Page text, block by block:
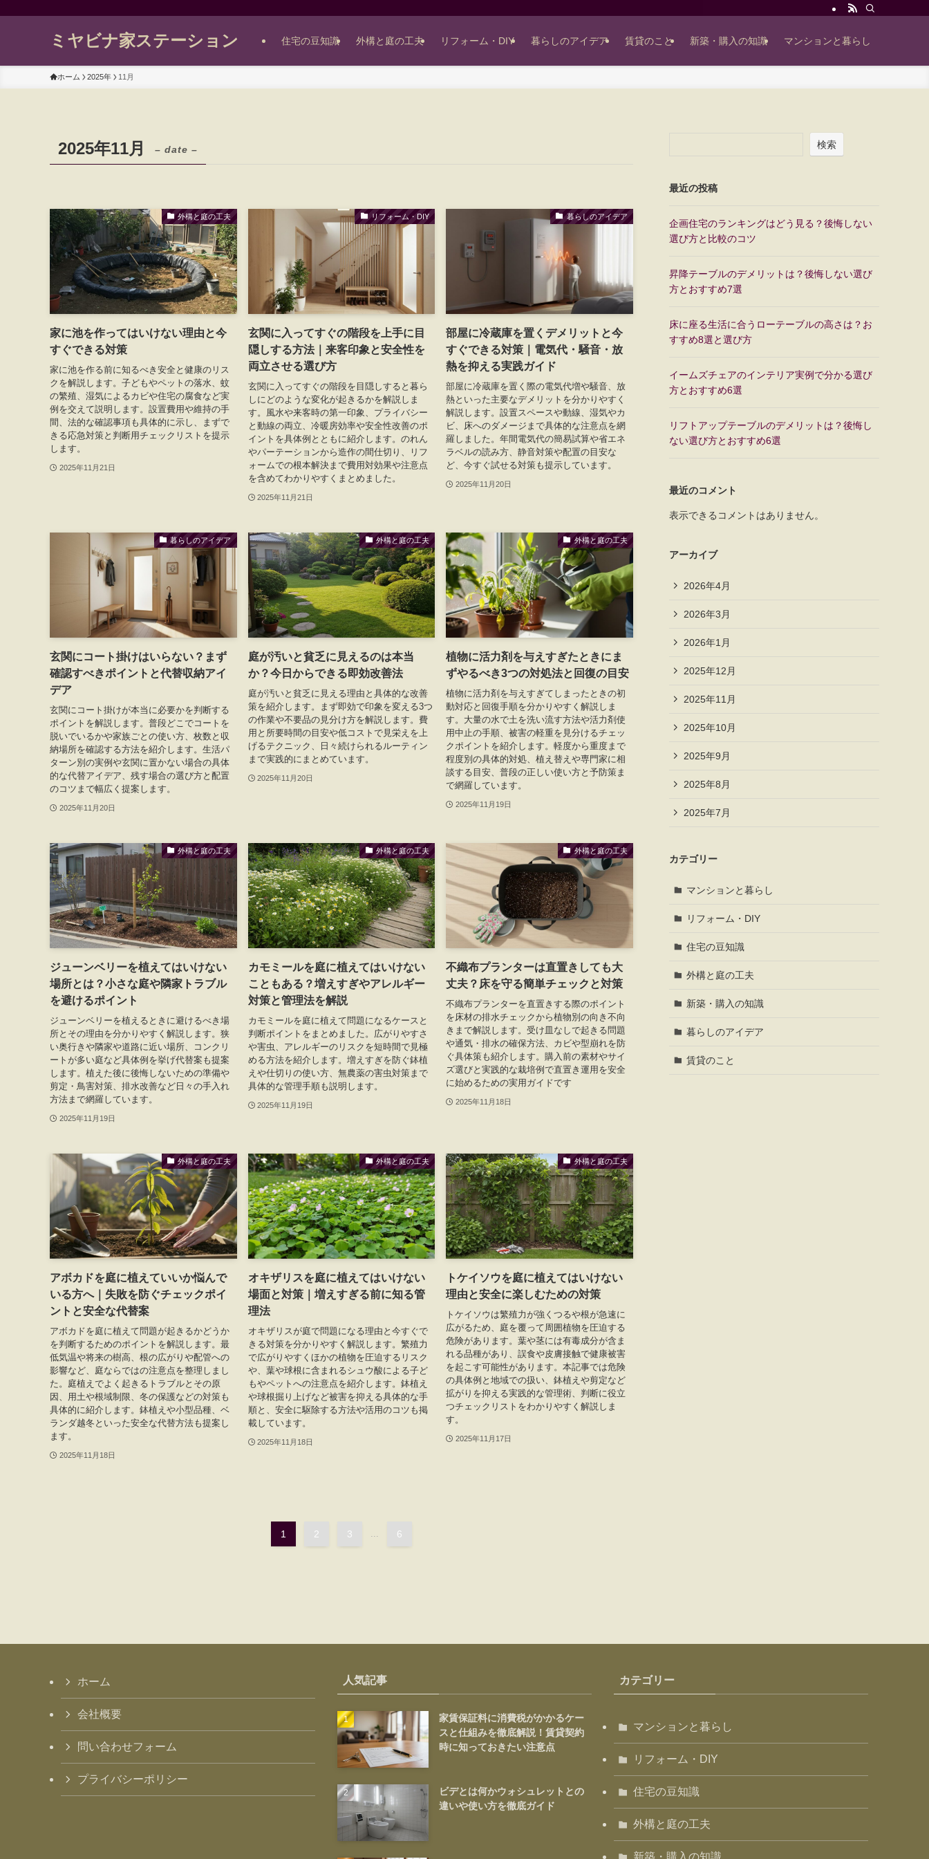
ミヤビナ家ステーション 住宅の豆知識 外構と庭の工夫 リフォーム・DIY 暮らしのアイデア 賃貸のこと 新築・購入の知識 マンションと暮らし
ホーム 2025年 11月
2025年11月 – date –
外構と庭の工夫
家に池を作ってはいけない理由と今
すぐできる対策
家に池を作る前に知るべき安全と健康のリス
クを解説します。子どもやペットの落水、蚊
の繁殖、湿気によるカビや住宅の腐食など実
例を交えて説明します。設置費用や維持の手
間、法的な確認事項も具体的に示し、まずで
きる応急対策と判断用チェックリストを提示
します。
2025年11月21日
リフォーム・DIY
玄関に入ってすぐの階段を上手に目
隠しする方法｜来客印象と安全性を
両立させる選び方
玄関に入ってすぐの階段を目隠しすると暮ら
しにどのような変化が起きるかを解説しま
す。風水や来客時の第一印象、プライバシー
と動線の両立、冷暖房効率や安全性改善のポ
イントを具体例とともに紹介します。のれん
やパーテーションから造作の間仕切り、リフ
ォームでの根本解決まで費用対効果や注意点
を含めてわかりやすくまとめました。
2025年11月21日
暮らしのアイデア
部屋に冷蔵庫を置くデメリットと今
すぐできる対策｜電気代・騒音・放
熱を抑える実践ガイド
部屋に冷蔵庫を置く際の電気代増や騒音、放
熱といった主要なデメリットを分かりやすく
解説します。設置スペースや動線、湿気やカ
ビ、床へのダメージまで具体的な注意点を網
羅しました。年間電気代の簡易試算や省エネ
ラベルの読み方、静音対策や配置の目安な
ど、今すぐ試せる対策も提示しています。
2025年11月20日
暮らしのアイデア
玄関にコート掛けはいらない？まず
確認すべきポイントと代替収納アイ
デア
玄関にコート掛けが本当に必要かを判断する
ポイントを解説します。普段どこでコートを
脱いでいるかや家族ごとの使い方、枚数と収
納場所を確認する方法を紹介します。生活パ
ターン別の実例や玄関に置かない場合の具体
的な代替アイデア、残す場合の選び方と配置
のコツまで幅広く提案します。
2025年11月20日
外構と庭の工夫
庭が汚いと貧乏に見えるのは本当
か？今日からできる即効改善法
庭が汚いと貧乏に見える理由と具体的な改善
策を紹介します。まず即効で印象を変える3つ
の作業や不要品の見分け方を解説します。費
用と所要時間の目安や低コストで見栄えを上
げるテクニック、日々続けられるルーティン
まで実践的にまとめています。
2025年11月20日
外構と庭の工夫
植物に活力剤を与えすぎたときにま
ずやるべき3つの対処法と回復の目安
植物に活力剤を与えすぎてしまったときの初
動対応と回復手順を分かりやすく解説しま
す。大量の水で土を洗い流す方法や活力剤使
用中止の手順、被害の軽重を見分けるチェッ
クポイントを紹介します。軽度から重度まで
程度別の具体的対処、植え替えや専門家に相
談する目安、普段の正しい使い方と予防策ま
で網羅しています。
2025年11月19日
外構と庭の工夫
ジューンベリーを植えてはいけない
場所とは？小さな庭や隣家トラブル
を避けるポイント
ジューンベリーを植えるときに避けるべき場
所とその理由を分かりやすく解説します。狭
い奥行きや隣家や道路に近い場所、コンクリ
ートが多い庭など具体例を挙げ代替案も提案
します。植えた後に後悔しないための準備や
剪定・鳥害対策、排水改善など日々の手入れ
方法まで網羅しています。
2025年11月19日
外構と庭の工夫
カモミールを庭に植えてはいけない
こともある？増えすぎやアレルギー
対策と管理法を解説
カモミールを庭に植えて問題になるケースと
判断ポイントをまとめました。広がりやすさ
や害虫、アレルギーのリスクを短時間で見極
める方法を紹介します。増えすぎを防ぐ鉢植
えや仕切りの使い方、無農薬の害虫対策まで
具体的な管理手順も説明します。
2025年11月19日
外構と庭の工夫
不織布プランターは直置きしても大
丈夫？床を守る簡単チェックと対策
不織布プランターを直置きする際のポイント
を床材の排水チェックから植物別の向き不向
きまで解説します。受け皿なしで起きる問題
や通気・排水の確保方法、カビや型崩れを防
ぐ具体策も紹介します。購入前の素材やサイ
ズ選びと実践的な栽培例で直置き運用を安全
に始めるための実用ガイドです
2025年11月18日
外構と庭の工夫
アボカドを庭に植えていいか悩んで
いる方へ｜失敗を防ぐチェックポイ
ントと安全な代替案
アボカドを庭に植えて問題が起きるかどうか
を判断するためのポイントを解説します。最
低気温や将来の樹高、根の広がりや配管への
影響など、庭ならではの注意点を整理しまし
た。庭植えでよく起きるトラブルとその原
因、用土や根域制限、冬の保護などの対策も
具体的に紹介します。鉢植えや小型品種、ベ
ランダ越冬といった安全な代替方法も提案し
ます。
2025年11月18日
外構と庭の工夫
オキザリスを庭に植えてはいけない
場面と対策｜増えすぎる前に知る管
理法
オキザリスが庭で問題になる理由と今すぐで
きる対策を分かりやすく解説します。繁殖力
で広がりやすくほかの植物を圧迫するリスク
や、葉や球根に含まれるシュウ酸による子ど
もやペットへの注意点を紹介します。鉢植え
や球根掘り上げなど被害を抑える具体的な手
順と、安全に駆除する方法や活用のコツも掲
載しています。
2025年11月18日
外構と庭の工夫
トケイソウを庭に植えてはいけない
理由と安全に楽しむための対策
トケイソウは繁殖力が強くつるや根が急速に
広がるため、庭を覆って周囲植物を圧迫する
危険があります。葉や茎には有毒成分が含ま
れる品種があり、誤食や皮膚接触で健康被害
を起こす可能性があります。本記事では危険
の具体例と地域での扱い、鉢植えや剪定など
拡がりを抑える実践的な管理術、判断に役立
つチェックリストをわかりやすく解説しま
す。
2025年11月17日
1 2 3 6
検索
最近の投稿
企画住宅のランキングはどう見る？後悔しない
選び方と比較のコツ
昇降テーブルのデメリットは？後悔しない選び
方とおすすめ7選
床に座る生活に合うローテーブルの高さは？お
すすめ8選と選び方
イームズチェアのインテリア実例で分かる選び
方とおすすめ6選
リフトアップテーブルのデメリットは？後悔し
ない選び方とおすすめ6選
最近のコメント
表示できるコメントはありません。
アーカイブ
2026年4月
2026年3月
2026年1月
2025年12月
2025年11月
2025年10月
2025年9月
2025年8月
2025年7月
カテゴリー
マンションと暮らし
リフォーム・DIY
住宅の豆知識
外構と庭の工夫
新築・購入の知識
暮らしのアイデア
賃貸のこと
ホーム
会社概要
問い合わせフォーム
プライバシーポリシー
人気記事
家賃保証料に消費税がかかるケー
スと仕組みを徹底解説！賃貸契約
時に知っておきたい注意点
ビデとは何かウォシュレットとの
違いや使い方を徹底ガイド
カテゴリー
マンションと暮らし
リフォーム・DIY
住宅の豆知識
外構と庭の工夫
新築・購入の知識